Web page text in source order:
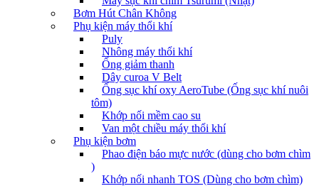
Bơm Hút Chân Không
Phụ kiện máy thổi khí
Puly
Nhông máy thổi khí
Ống giảm thanh
Dây curoa V Belt
Ống sục khí oxy AeroTube (Ống sục khí nuôi
tôm)
Khớp nối mềm cao su
Van một chiều máy thổi khí
Phụ kiện bơm
Phao điện báo mực nước (dùng cho bơm chìm
)
Khớp nối nhanh TOS (Dùng cho bơm chìm)